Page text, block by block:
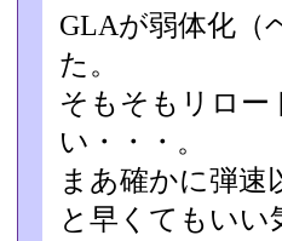
GLAが弱体化（
た。
そもそもリロー
い・・・。
まあ確かに弾
と早くてもいい